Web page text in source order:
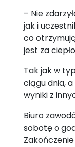
– Nie
jak i
co
jest za
Tak jak w
ciągu dnia,
wyniki z
Biuro
sobotę o